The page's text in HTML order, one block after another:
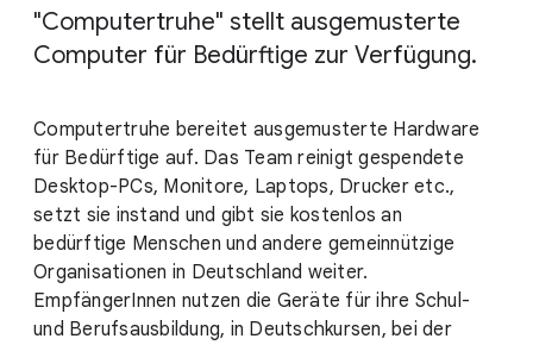
"Computertruhe" stellt ausgemusterte
Computer für Bedürftige zur Verfügung.
Computertruhe bereitet ausgemusterte Hardware
für Bedürftige auf. Das Team reinigt gespendete
Desktop-PCs, Monitore, Laptops, Drucker etc.,
setzt sie instand und gibt sie kostenlos an
bedürftige Menschen und andere gemeinnützige
Organisationen in Deutschland weiter.
EmpfängerInnen nutzen die Geräte für ihre Schul-
und Berufsausbildung, in Deutschkursen, bei der